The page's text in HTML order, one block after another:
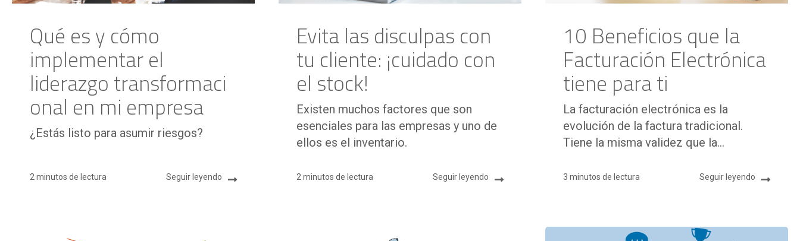
Qué es y cómo
implementar el
liderazgo transformaci
onal en mi empresa
¿Estás listo para asumir riesgos?
2 minutos de lectura Seguir leyendo
Evita las disculpas con
tu cliente: ¡cuidado con
el stock!
Existen muchos factores que son
esenciales para las empresas y uno de
ellos es el inventario.
2 minutos de lectura Seguir leyendo
10 Beneficios que la
Facturación Electrónica
tiene para ti
La facturación electrónica es la
evolución de la factura tradicional.
Tiene la misma validez que la...
3 minutos de lectura Seguir leyendo